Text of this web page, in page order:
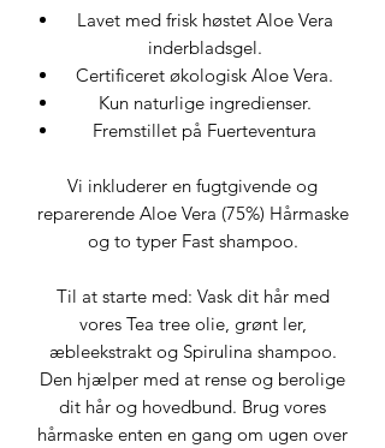
Lavet med frisk høstet Aloe Vera
inderbladsgel.
Certificeret økologisk Aloe Vera.
Kun naturlige ingredienser.
Fremstillet på Fuerteventura
Vi inkluderer en fugtgivende og
reparerende Aloe Vera (75%) Hårmaske
og to typer Fast shampoo.
Til at starte med: Vask dit hår med
vores Tea tree olie, grønt ler,
æbleekstrakt og Spirulina shampoo.
Den hjælper med at rense og berolige
dit hår og hovedbund. Brug vores
hårmaske enten en gang om ugen over